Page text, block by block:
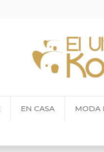
EN CASA MODA